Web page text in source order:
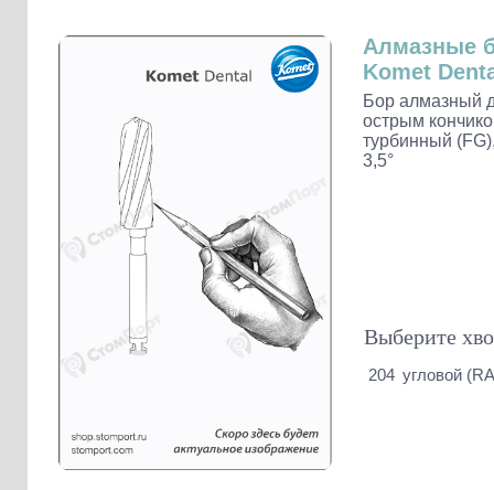
Наконечники и переходники KaVo
Алмазные
Komet
Бор алмазный
острым
турбинный
3,5°
Выберите
204 угловой